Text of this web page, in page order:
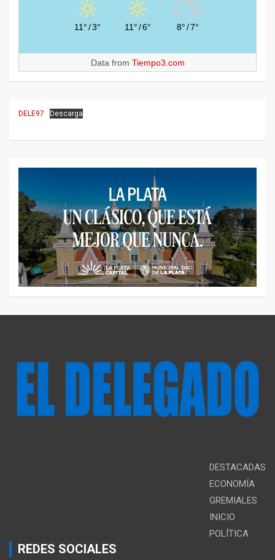
11°/3° 11°/6° 8°/7°
Data from Tiempo3.com
DELE97 Descarga
DESTACADAS
ECONOMÍA
GREMIALES
INICIO
POLÍTICA
REDES SOCIALES